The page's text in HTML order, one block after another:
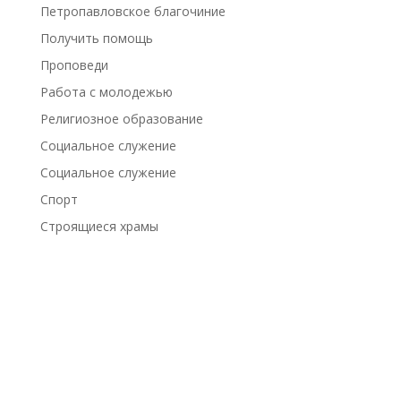
Петропавловское благочиние
Получить помощь
Проповеди
Работа с молодежью
Религиозное образование
Социальное служение
Социальное служение
Спорт
Строящиеся храмы